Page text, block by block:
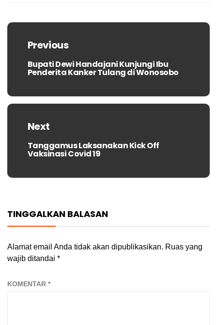
Navigasi
posPrevious
Previous
post:
Bupati Dewi Handajani Kunjungi Ibu
Penderita Kanker Tulang di Wonosobo
Next
Next
post:
Tanggamus Laksanakan Kick Off
Vaksinasi Covid 19
TINGGALKAN BALASAN
Alamat email Anda tidak akan dipublikasikan. Ruas yang
wajib ditandai *
KOMENTAR *